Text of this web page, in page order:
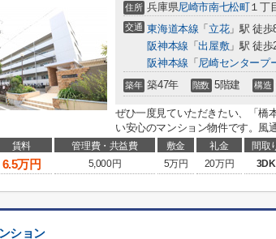
住所 兵庫県尼崎市南七松町１丁
交通 東海道本線 「 立花」駅 徒歩
阪神本線 「出屋敷」駅 徒歩
阪神本線 「 尼崎センタープ
築年 築47年 階数 5階建 構造
ぜひ一度見ていただきたい、「橋
い安心のマンション物件です。風
賃料 管理費・共益費 敷金 礼金 間取
6.5万円 5,000円 5万円 20万円 3DK
ション